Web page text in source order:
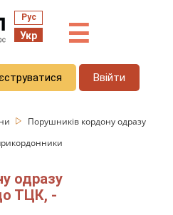
Рус
Укр ☰
Ввійти
Порушників кордону одразу
одразу
ТЦК, -